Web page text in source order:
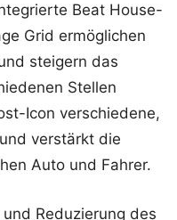
Beat House-
Grid ermöglichen
steigern das
Stellen
Icon verschiedene,
verstärkt die
Auto und Fahrer.
Reduzierung des